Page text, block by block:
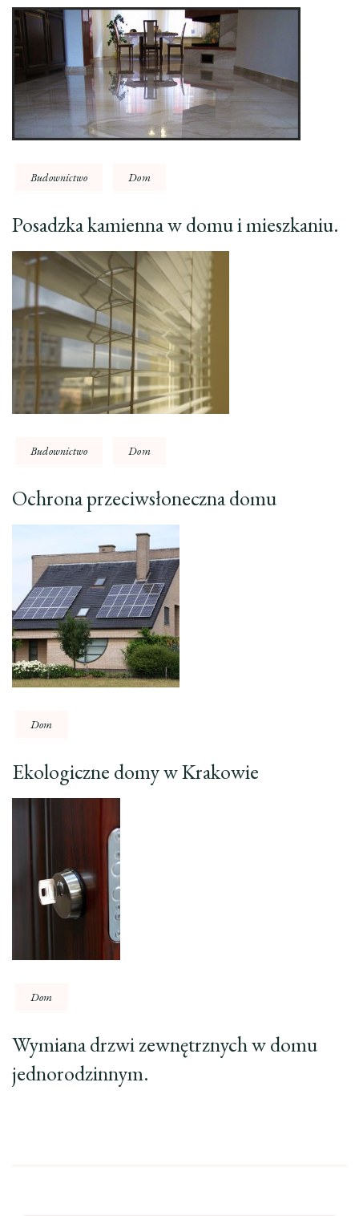
Budownictwo Dom
Posadzka kamienna w domu i mieszkaniu.
Budownictwo Dom
Ochrona przeciwsłoneczna domu
Dom
Ekologiczne domy w Krakowie
Dom
Wymiana drzwi zewnętrznych w domu
jednorodzinnym.